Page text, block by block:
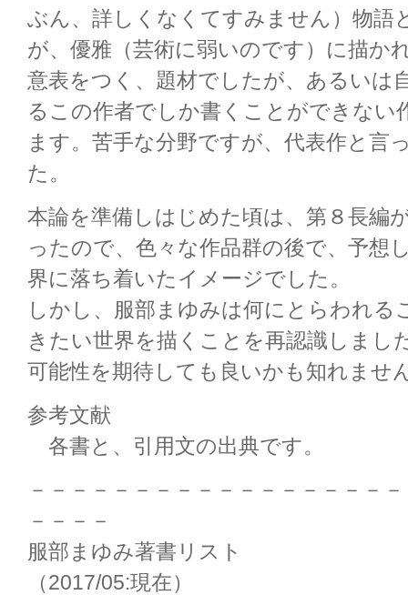
ぶん、詳しくなくてすみません）物語
が、優雅（芸術に弱いのです）に描か
意表をつく、題材でしたが、あるいは
るこの作者でしか書くことができない
ます。苦手な分野ですが、代表作と言
た。
本論を準備しはじめた頃は、第８長編
ったので、色々な作品群の後で、予想
界に落ち着いたイメージでした。
しかし、服部まゆみは何にとらわれる
きたい世界を描くことを再認識しまし
可能性を期待しても良いかも知れませ
参考文献
各書と、引用文の出典です。
－－－－－－－－－－－－－－－－－
－－－－
服部まゆみ著書リスト
（2017/05:現在）